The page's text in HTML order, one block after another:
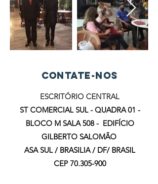
Contate-nos
ESCRITÓRIO CENTRAL
ST COMERCIAL SUL - QUADRA 01 -
BLOCO M SALA 508 - EDIFÍCIO
GILBERTO SALOMÃO
ASA SUL / BRASILIA / DF/ BRASIL
CEP 70.305-900